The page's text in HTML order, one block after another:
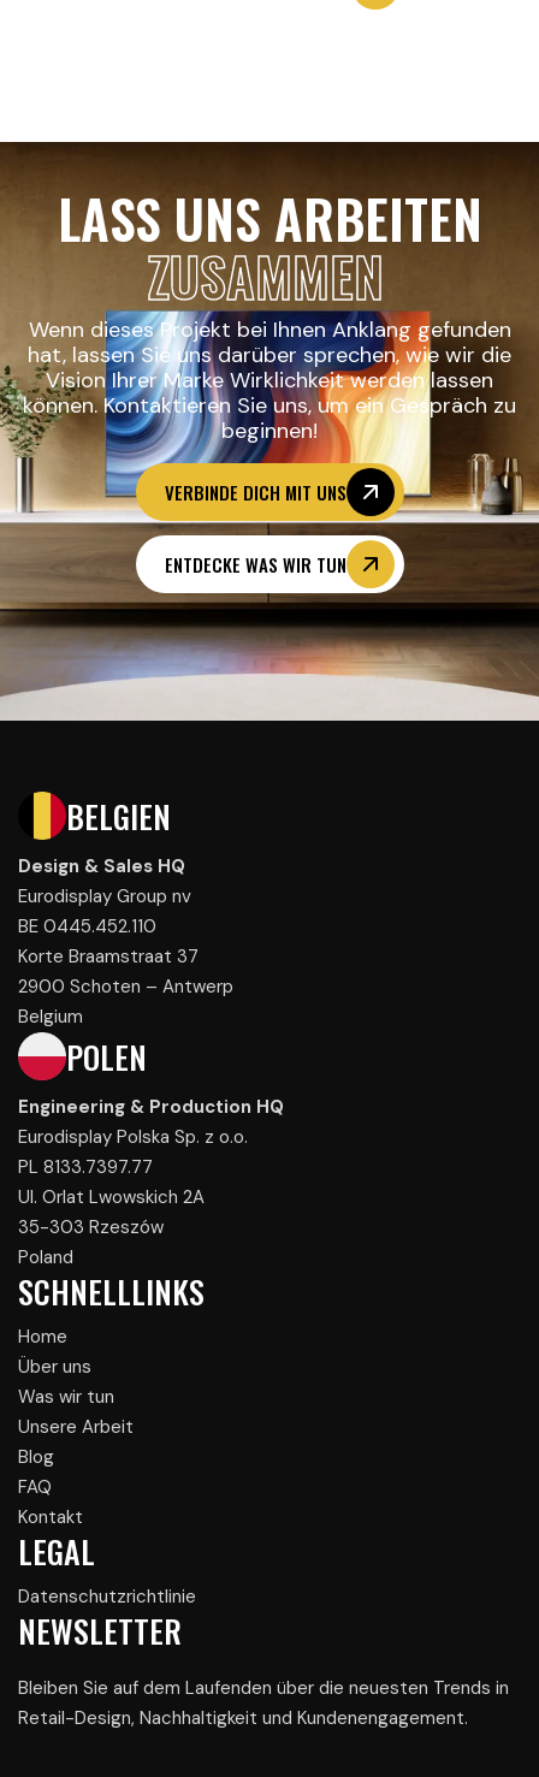
LASS UNS ARBEITEN
ZUSAMMEN
Wenn dieses Projekt bei Ihnen Anklang gefunden
hat, lassen Sie uns darüber sprechen, wie wir die
Vision Ihrer Marke Wirklichkeit werden lassen
können. Kontaktieren Sie uns, um ein Gespräch zu
beginnen!
VERBINDE DICH MIT UNS
ENTDECKE WAS WIR TUN
NEWSLETTER
Bleiben Sie auf dem Laufenden über die neuesten Trends in
Retail-Design, Nachhaltigkeit und Kundenengagement.
BELGIEN
Design & Sales HQ
Eurodisplay Group nv
BE 0445.452.110
Korte Braamstraat 37
2900 Schoten – Antwerp
Belgium
POLEN
Engineering & Production HQ
Eurodisplay Polska Sp. z o.o.
PL 8133.7397.77
Ul. Orlat Lwowskich 2A
35-303 Rzeszów
Poland
SCHNELLLINKS
Home
Über uns
Was wir tun
Unsere Arbeit
Blog
FAQ
Kontakt
LEGAL
Datenschutzrichtlinie